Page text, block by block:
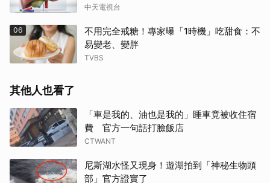
中天電視台
06
不用完全戒糖！專家曝「1時機」吃甜食：不
易變老、變胖
TVBS
其他人也看了
「車是我的、油也是我的」睡車竟被收住宿
費 官方一句話打臉飯店
CTWANT
尼斯湖水怪又現身！遊湖拍到「神秘生物頭
部」官方證實了